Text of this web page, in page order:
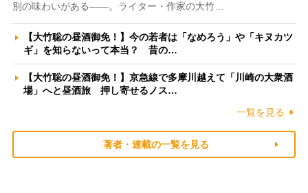
別の味わいがある――。ライター・作家の大竹…
【大竹聡の昼酒御免！】今の若者は「なめろう」や「キヌカツ
ギ」を知らないって本当？ 昔の…
【大竹聡の昼酒御免！】京急線で多摩川越えて「川崎の大衆酒
場」へと昼酒旅 押し寄せるノス…
一覧を見る
著者・連載の一覧を見る